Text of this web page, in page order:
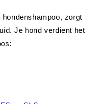
hondenshampoo, zorgt
Je hond verdient het